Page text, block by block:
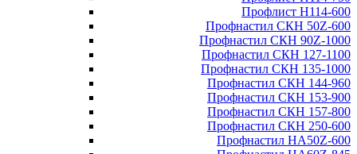
Профлист Н114-600
Профнастил СКН 50Z-600
Профнастил СКН 90Z-1000
Профнастил СКН 127-1100
Профнастил СКН 135-1000
Профнастил СКН 144-960
Профнастил СКН 153-900
Профнастил СКН 157-800
Профнастил СКН 250-600
Профнастил НА50Z-600